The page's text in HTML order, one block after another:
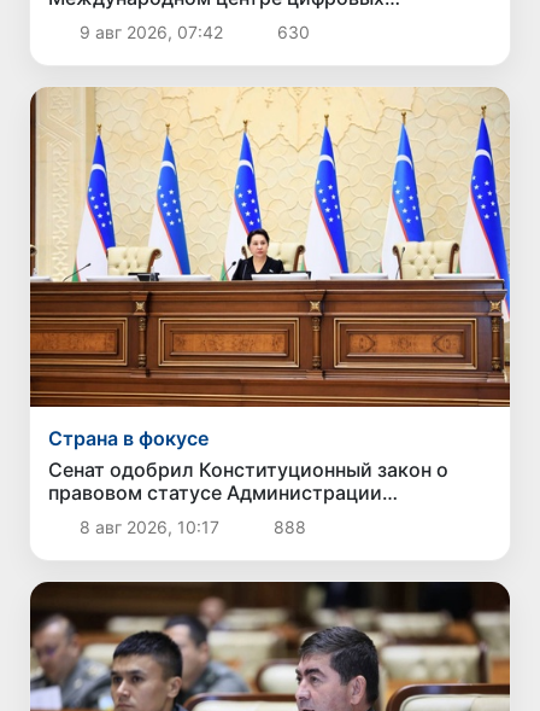
технологий «Enterprise Uzbekistan»
9 авг 2026, 07:42 630
Страна в фокусе
Сенат одобрил Конституционный закон о
правовом статусе Администрации
Президента Республики Узбекистан
8 авг 2026, 10:17 888